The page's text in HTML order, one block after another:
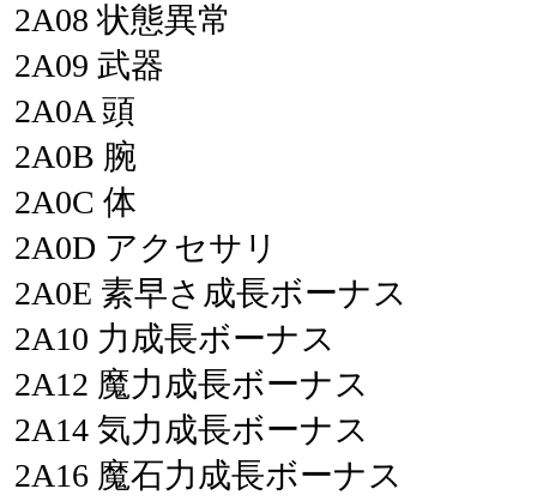
2A08 状態異常
2A09 武器
2A0A 頭
2A0B 腕
2A0C 体
2A0D アクセサリ
2A0E 素早さ成長ボーナス
2A10 力成長ボーナス
2A12 魔力成長ボーナス
2A14 気力成長ボーナス
2A16 魔石力成長ボーナス